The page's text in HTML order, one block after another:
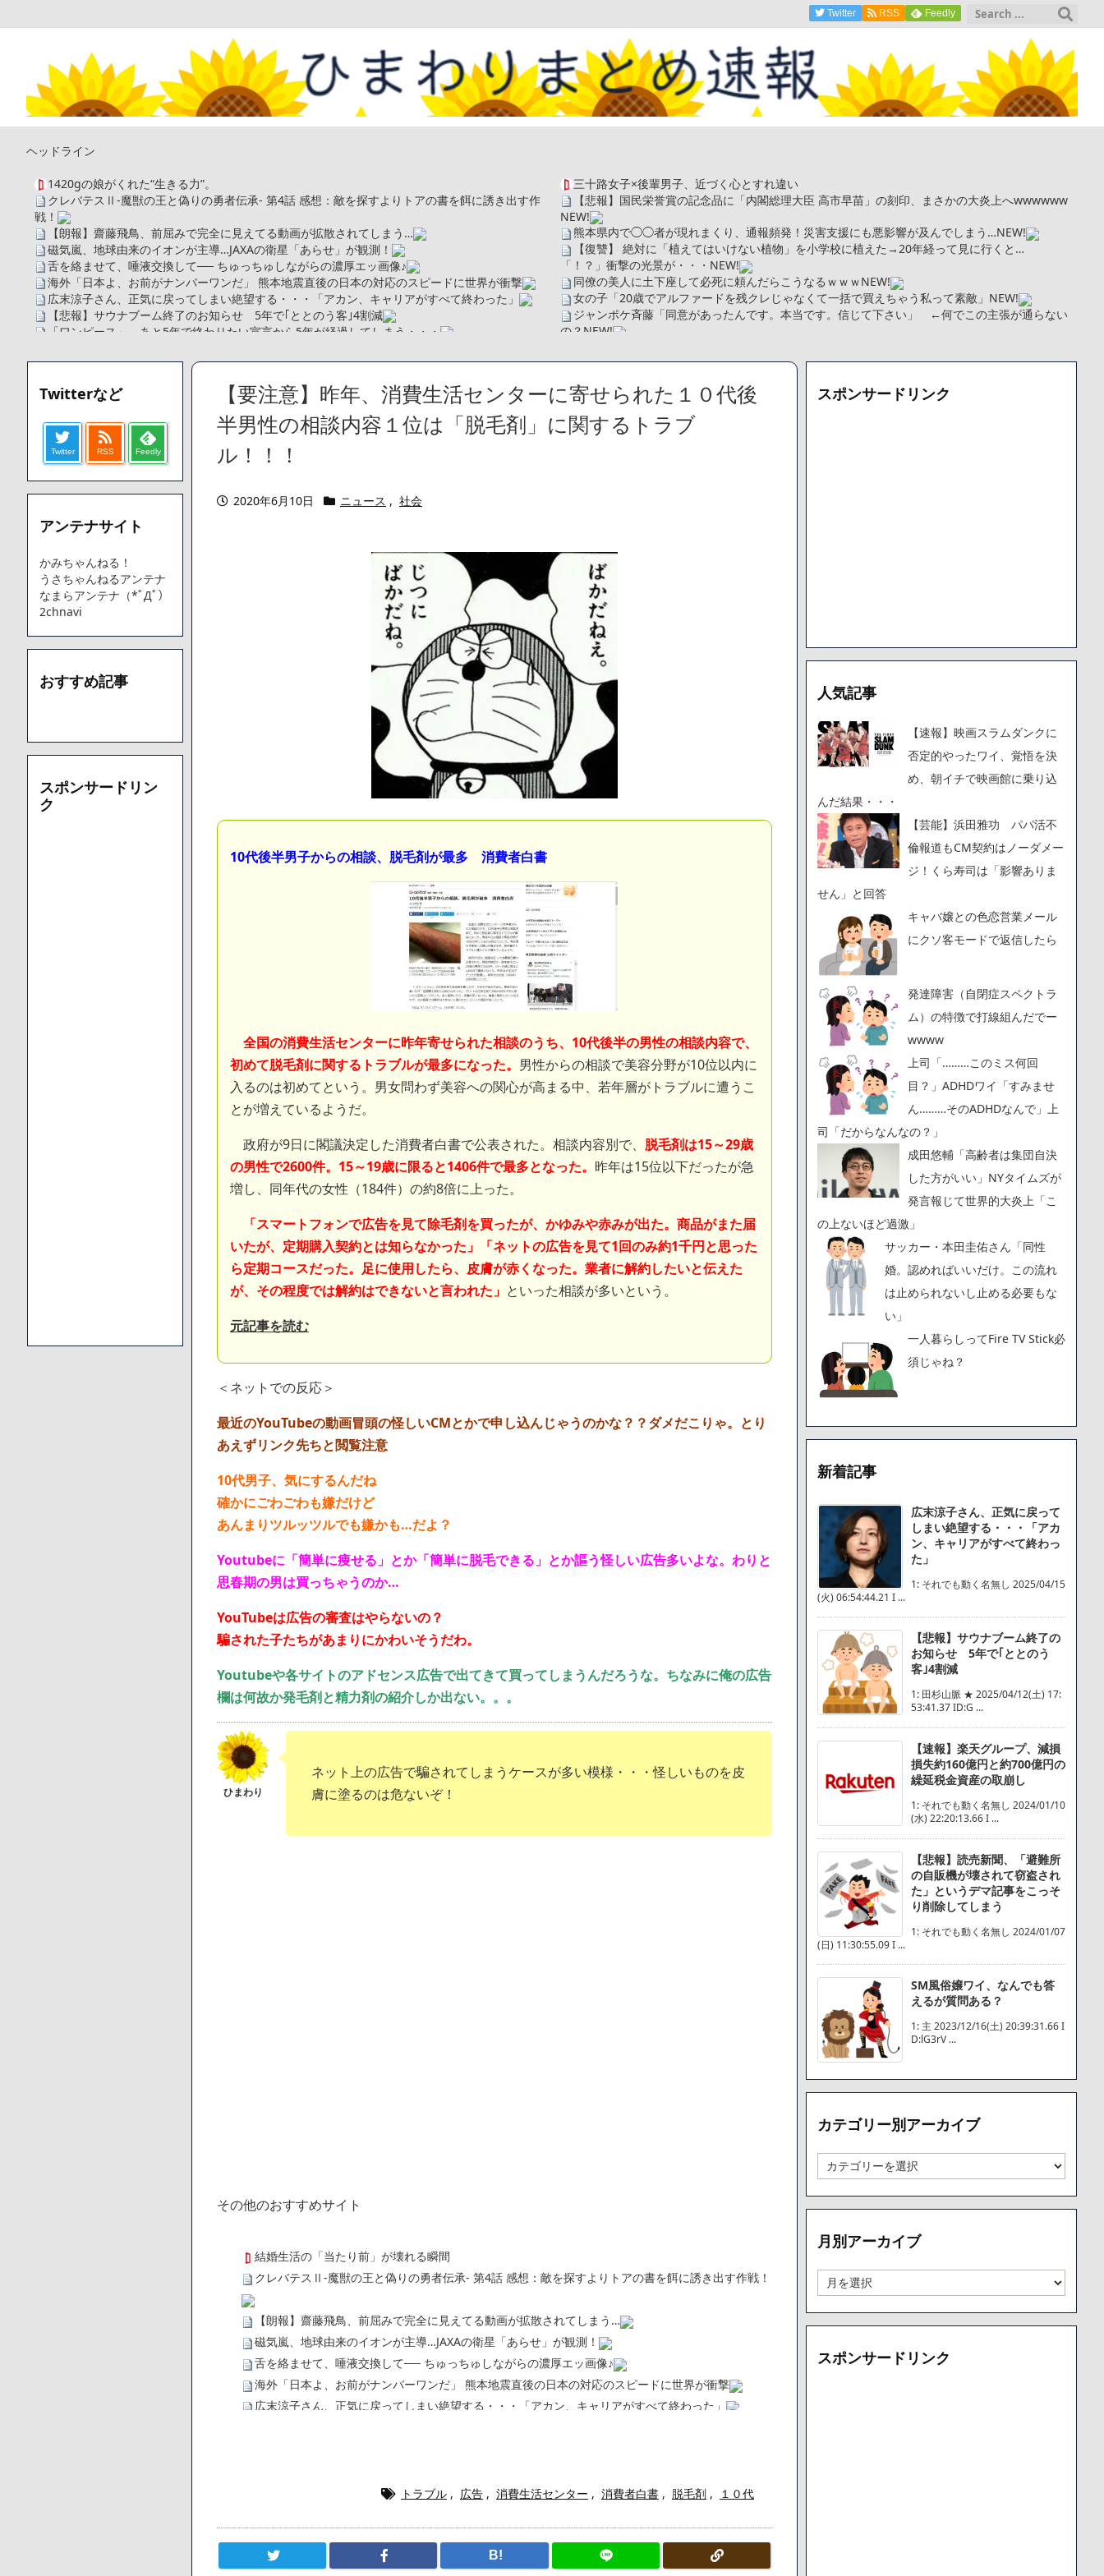
Twitter RSS Feedly
ヘッドライン
1420gの娘がくれた“生きる力”。
クレバテスⅡ-魔獣の王と偽りの勇者伝承- 第4話 感想：敵を探すよりトアの書を餌に誘き出す作
戦！
【朗報】齋藤飛鳥、前屈みで完全に見えてる動画が拡散されてしまう…
磁気嵐、地球由来のイオンが主導…JAXAの衛星「あらせ」が観測！
舌を絡ませて、唾液交換して── ちゅっちゅしながらの濃厚エッ画像♪
海外「日本よ、お前がナンバーワンだ」 熊本地震直後の日本の対応のスピードに世界が衝撃
広末涼子さん、正気に戻ってしまい絶望する・・・「アカン、キャリアがすべて終わった」
【悲報】サウナブーム終了のお知らせ 5年で｢ととのう客｣4割減
「ワンピース」、あと5年で終わりたい宣言から5年が経過してしまう・・・
【画像】さくまあきら「桃鉄の赤マスは実際に行ってみてクソだった所です」
【愕然】ワイ「豚バラ220gカリッカリになるまで焼いて重さ調べたろww(2割3割減ったら御の
字やろなあww)」→結果・・・・・・・・・・・・・・・・・・・
【悲報】ジェネリック医薬品、4割が承認書と異なる製造だったことが発覚「衝撃的な数字だ」
【速報】楽天グループ、減損損失約160億円と約700億円の繰延税金資産の取崩し
【悲報】読売新聞、「避難所の自販機が壊されて窃盗された」というデマ記事をこっそり削除し
てしまう
SM風俗嬢ワイ、なんでも答えるが質問ある？
Powered by livedoor 相互RSS
三十路女子×後輩男子、近づく心とすれ違い
【悲報】国民栄誉賞の記念品に「内閣総理大臣 高市早苗」の刻印、まさかの大炎上へwwwwww
NEW!
熊本県内で◯◯者が現れまくり、通報頻発！災害支援にも悪影響が及んでしまう…NEW!
【復讐】 絶対に「植えてはいけない植物」を小学校に植えた→20年経って見に行くと…
「！？」衝撃の光景が・・・ NEW!
同僚の美人に土下座して必死に頼んだらこうなるｗｗｗNEW!
女の子「20歳でアルファードを残クレじゃなくて一括で買えちゃう私って素敵」 NEW!
ジャンポケ斉藤「同意があったんです。本当です。信じて下さい」 ←何でこの主張が通らない
の？ NEW!
【画像】彼女「ねー、今日のデートこれで行っていー？」ﾊﾟｼｬ
【配信者】「金バエ」のSNS更新が1週間途絶え、様々な憶測が飛び交う。1週間ぶりの投稿でも
一人称が「ボキ」ではなく「俺」となっており、本人ではないとの憶測が広がる
かつてはSONYのパソコンだった「VAIO」家電量販店のノジマに買収されてしまう
【要注意】昨年、消費生活センターに寄せられた１０代後
半男性の相談内容１位は「脱毛剤」に関するトラブ
ル！！！
2020年6月10日 ニュース , 社会
10代後半男子からの相談、脱毛剤が最多 消費者白書
全国の消費生活センターに昨年寄せられた相談のうち、10代後半の男性の相談内容で、
初めて脱毛剤に関するトラブルが最多になった。 男性からの相談で美容分野が10位以内に
入るのは初めてという。男女問わず美容への関心が高まる中、若年層がトラブルに遭うこ
とが増えているようだ。
政府が9日に閣議決定した消費者白書で公表された。相談内容別で、 脱毛剤は15～29歳
の男性で2600件。15～19歳に限ると1406件で最多となった。 昨年は15位以下だったが急
増し、同年代の女性（184件）の約8倍に上った。
「スマートフォンで広告を見て除毛剤を買ったが、かゆみや赤みが出た。商品がまた届
いたが、定期購入契約とは知らなかった」「ネットの広告を見て1回のみ約1千円と思った
ら定期コースだった。足に使用したら、皮膚が赤くなった。業者に解約したいと伝えた
が、その程度では解約はできないと言われた」 といった相談が多いという。
元記事を読む
＜ネットでの反応＞
最近のYouTubeの動画冒頭の怪しいCMとかで申し込んじゃうのかな？？ダメだこりゃ。とり
あえずリンク先ちと閲覧注意
10代男子、気にするんだね
確かにごわごわも嫌だけど
あんまりツルッツルでも嫌かも…だよ？
Youtubeに「簡単に痩せる」とか「簡単に脱毛できる」とか謳う怪しい広告多いよな。わりと
思春期の男は買っちゃうのか…
YouTubeは広告の審査はやらないの？
騙された子たちがあまりにかわいそうだわ。
Youtubeや各サイトのアドセンス広告で出てきて買ってしまうんだろうな。ちなみに俺の広告
欄は何故か発毛剤と精力剤の紹介しか出ない。。。
ネット上の広告で騙されてしまうケースが多い模様・・・怪しいものを皮
膚に塗るのは危ないぞ！
その他のおすすめサイト
結婚生活の「当たり前」が壊れる瞬間
クレバテスⅡ-魔獣の王と偽りの勇者伝承- 第4話 感想：敵を探すよりトアの書を餌に誘き出す作戦！
【朗報】齋藤飛鳥、前屈みで完全に見えてる動画が拡散されてしまう…
磁気嵐、地球由来のイオンが主導…JAXAの衛星「あらせ」が観測！
舌を絡ませて、唾液交換して── ちゅっちゅしながらの濃厚エッ画像♪
海外「日本よ、お前がナンバーワンだ」 熊本地震直後の日本の対応のスピードに世界が衝撃
広末涼子さん、正気に戻ってしまい絶望する・・・「アカン、キャリアがすべて終わった」
【画像】さくまあきら「桃鉄の赤マスは実際に行ってみてクソだった所です」
【悲報】ジェネリック医薬品、4割が承認書と異なる製造だったことが発覚「衝撃的な数字だ」
トラブル , 広告 , 消費生活センター , 消費者白書 , 脱毛剤 , １０代
B!
Twitterなど
Twitter RSS Feedly
アンテナサイト
かみちゃんねる！
うさちゃんねるアンテナ
なまらアンテナ（*ﾟДﾟ）
2chnavi
おすすめ記事
スポンサードリン
ク
スポンサードリンク
人気記事
【速報】映画スラムダンクに
否定的やったワイ、覚悟を決
め、朝イチで映画館に乗り込
んだ結果・・・
【芸能】浜田雅功 パパ活不
倫報道もCM契約はノーダメー
ジ！くら寿司は「影響ありま
せん」と回答
キャバ嬢との色恋営業メール
にクソ客モードで返信したら
発達障害（自閉症スペクトラ
ム）の特徴で打線組んだでー
wwww
上司「………このミス何回
目？」ADHDワイ「すみませ
ん………そのADHDなんで」上
司「だからなんなの？」
成田悠輔「高齢者は集団自決
した方がいい」NYタイムズが
発言報じて世界的大炎上「こ
の上ないほど過激」
サッカー・本田圭佑さん「同性
婚。認めればいいだけ。この流れ
は止められないし止める必要もな
い」
一人暮らしってFire TV Stick必
須じゃね？
新着記事
広末涼子さん、正気に戻って
しまい絶望する・・・「アカ
ン、キャリアがすべて終わっ
た」
1: それでも動く名無し 2025/04/15
(火) 06:54:44.21 I ...
【悲報】サウナブーム終了の
お知らせ 5年で｢ととのう
客｣4割減
1: 田杉山脈 ★ 2025/04/12(土) 17:
53:41.37 ID:G ...
【速報】楽天グループ、減損
損失約160億円と約700億円の
繰延税金資産の取崩し
1: それでも動く名無し 2024/01/10
(水) 22:20:13.66 I ...
【悲報】読売新聞、「避難所
の自販機が壊されて窃盗され
た」というデマ記事をこっそ
り削除してしまう
1: それでも動く名無し 2024/01/07
(日) 11:30:55.09 I ...
SM風俗嬢ワイ、なんでも答
えるが質問ある？
1: 主 2023/12/16(土) 20:39:31.66 I
D:lG3rV ...
カテゴリー別アーカイブ
テ
ゴ
リ
別
ー
カ
ブ
月別アーカイブ
別
ア
ー
イ
スポンサードリンク